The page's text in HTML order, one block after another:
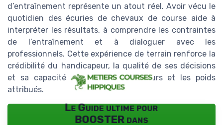
d’entraînement représente un atout réel. Avoir vécu le
quotidien des écuries de chevaux de course aide à
interpréter les résultats, à comprendre les contraintes
de l’entraînement et à dialoguer avec les
professionnels. Cette expérience de terrain renforce la
crédibilité du handicapeur, la qualité de ses décisions
et sa capacité à expliquer les valeurs et les poids
attribués.
Le Guide ultime pour
BOOSTER dans